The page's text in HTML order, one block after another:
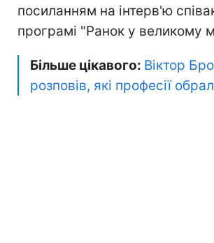
посиланням на інтерв'ю
програмі "Ранок у великому
Більше цікавого: Віктор
розповів, які професії